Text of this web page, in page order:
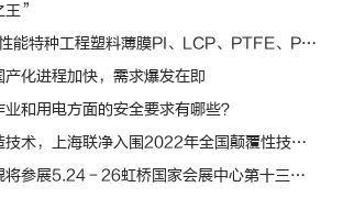
王”
种工程塑料薄膜PI、LCP、PTFE、PPS、PEEK、PEN
化进程加快，需求爆发在即
和用电方面的安全要求有哪些？
，上海联净入围2022年全国颠覆性技术创新大赛
参展5.24－26虹桥国家会展中心第十三届模切展